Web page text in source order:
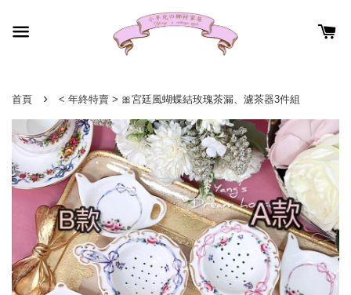
首頁 › < 年終特賣 > 🎀宮廷風蝴蝶結玫瑰茶漏、濾茶器3件組